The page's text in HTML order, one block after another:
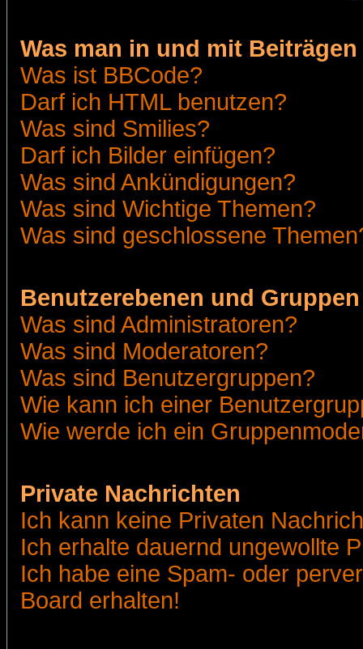
Was man in und mit
Was ist BBCode?
Darf ich HTML benutzen?
Was sind Smilies?
Darf ich Bilder einfügen?
Was sind Ankündigungen?
Was sind Wichtige Themen?
Was sind geschlossene
Benutzerebenen und Gruppen
Was sind Administratoren?
Was sind Moderatoren?
Was sind Benutzergruppen?
Wie kann ich einer
Wie werde ich ein
Private Nachrichten
Ich kann keine Privaten
Ich erhalte dauernd ungewollte
Ich habe eine Spam- oder
Board erhalten!